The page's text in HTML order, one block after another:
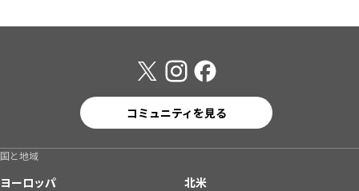
コミュニティを見る
国と地域
ヨーロッパ
北米